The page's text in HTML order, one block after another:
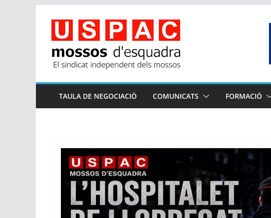
content
TAULA DE NEGOCIACIÖ COMUNICATS FORMACIÓ